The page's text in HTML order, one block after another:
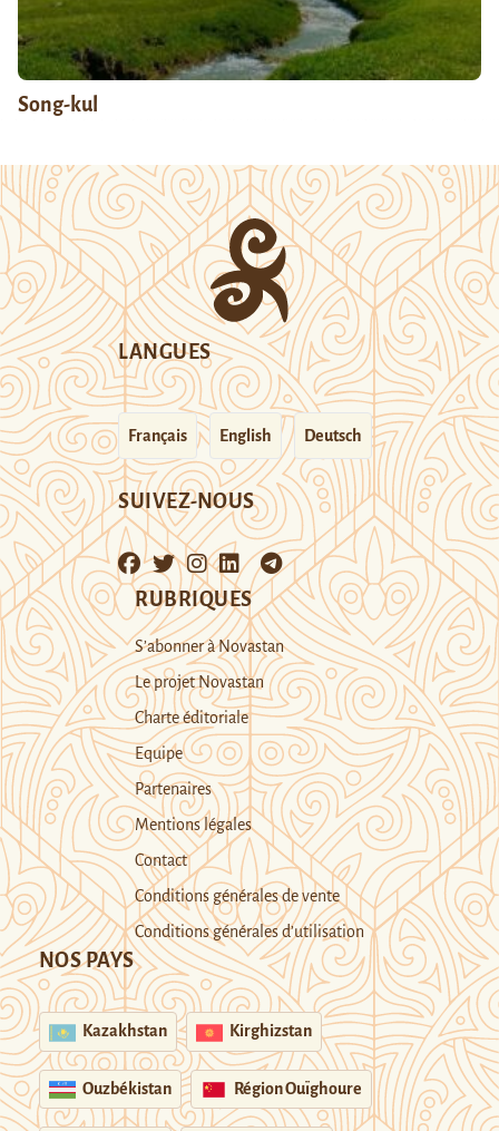
Song-kul
LANGUES
Français English Deutsch
SUIVEZ-NOUS
RUBRIQUES
S’abonner à Novastan
Le projet Novastan
Charte éditoriale
Equipe
Partenaires
Mentions légales
Contact
Conditions générales de vente
Conditions générales d’utilisation
NOS PAYS
Kazakhstan Kirghizstan
Ouzbékistan Région Ouïghoure